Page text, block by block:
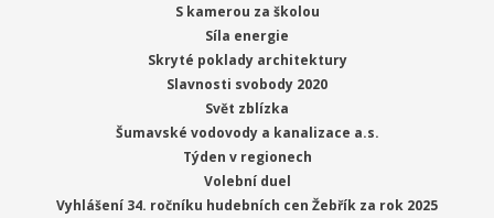
S kamerou za školou
Síla energie
Skryté poklady architektury
Slavnosti svobody 2020
Svět zblízka
Šumavské vodovody a kanalizace a.s.
Týden v regionech
Volební duel
Vyhlášení 34. ročníku hudebních cen Žebřík za rok 2025